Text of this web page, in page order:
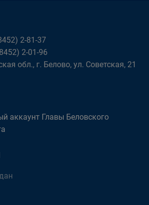
2-81-37
2-01-96
обл., г. Белово, ул. Советская, 21
аккаунт Главы Беловского